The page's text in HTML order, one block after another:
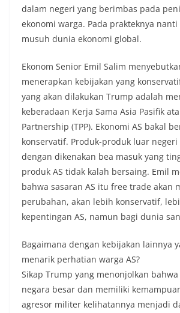
dalam negeri yang berimbas pada
ekonomi warga. Pada prakteknya nanti
musuh dunia ekonomi global.
Ekonom Senior Emil Salim
menerapkan kebijakan yang
yang akan dilakukan Trump adalah
keberadaan Kerja Sama Asia Pasifik
Partnership (TPP). Ekonomi AS bakal
konservatif. Produk-produk luar
dengan dikenakan bea masuk yang
produk AS tidak kalah bersaing. Emil
bahwa sasaran AS itu free trade akan
perubahan, akan lebih konservatif,
kepentingan AS, namun bagi dunia
Bagaimana dengan kebijakan lainnya
menarik perhatian warga AS?
Sikap Trump yang menonjolkan
negara besar dan memiliki
agresor militer kelihatannya menjadi